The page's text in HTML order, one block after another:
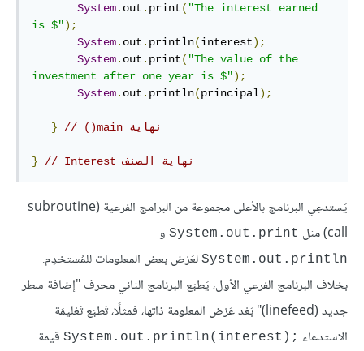
System. out . print( "The interest earned
is $");
System. out . println(interest);
System. out . print( "The value of the
investment after one year is $");
System. out . println(principal);
} // ‫نهاية main()
} // ‫نهاية الصنف Interest
يَستدعِي البرنامج بالأعلى مجموعة من البرامج الفرعية (subroutine
call) مثل
System.out.print و
System.out.println لعَرْض بعض المعلومات للمُستخدِم.
بخلاف البرنامج الفرعي الأول، يَطبَع البرنامج الثاني محرف "إضافة سطر
جديد (linefeed)" بَعْد عَرْض المعلومة ذاتها، فمثلًا، تَطبَع تَعْليمَة
الاستدعاء System.out.println(interest);‎ قيمة